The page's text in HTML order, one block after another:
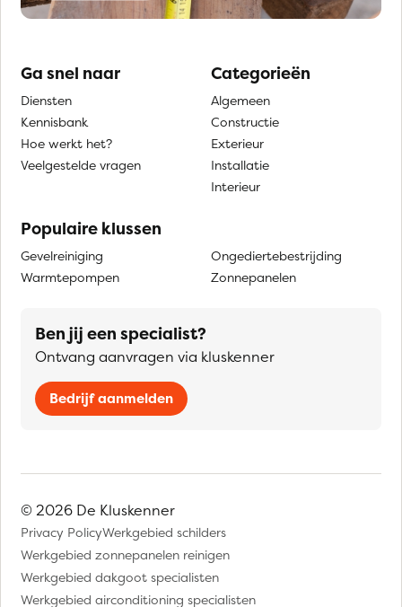
Ga snel naar
Diensten
Kennisbank
Hoe werkt het?
Veelgestelde vragen
Categorieën
Algemeen
Constructie
Exterieur
Installatie
Interieur
Populaire klussen
Gevelreiniging
Warmtepompen
Ongediertebestrijding
Zonnepanelen
Ben jij een specialist?
Ontvang aanvragen via kluskenner
Bedrijf aanmelden
© 2026 De Kluskenner
Privacy PolicyWerkgebied schilders
Werkgebied zonnepanelen reinigen
Werkgebied dakgoot specialisten
Werkgebied airconditioning specialisten